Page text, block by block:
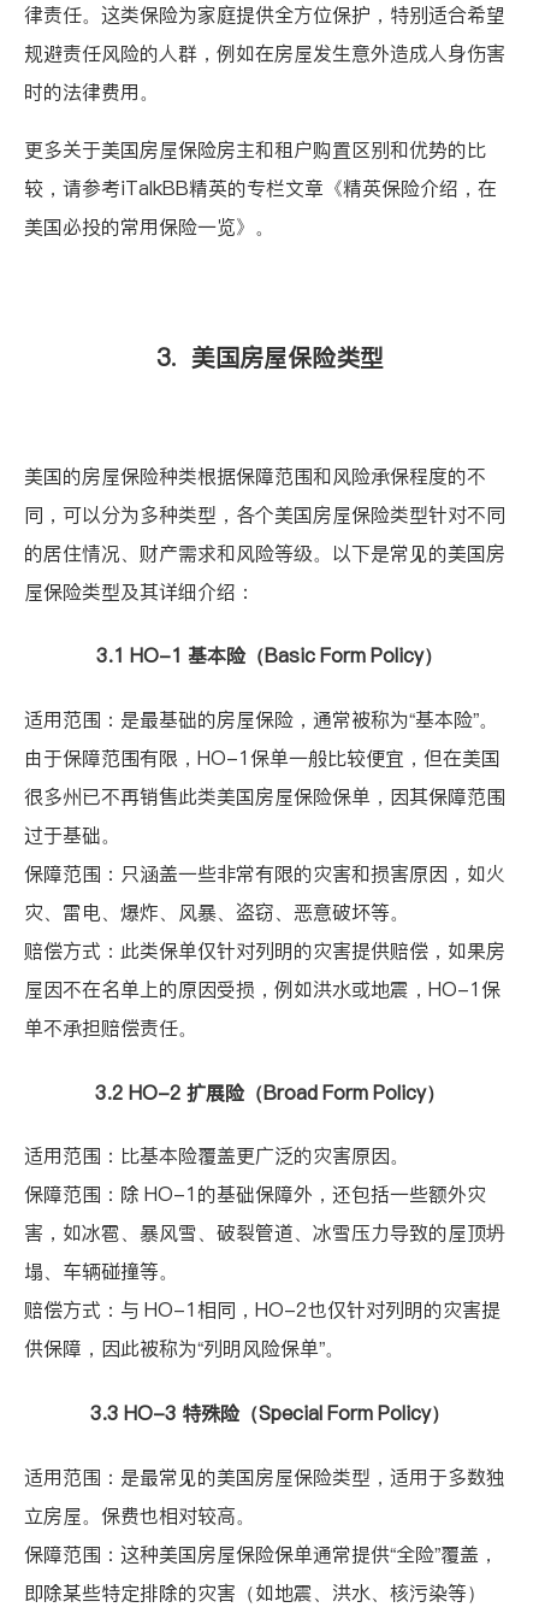
律责任。这类保险为家庭提供全方位保护，特别适合希望
规避责任风险的人群，例如在房屋发生意外造成人身伤害
时的法律费用。
更多关于美国房屋保险房主和租户购置区别和优势的比
较，请参考iTalkBB精英的专栏文章 《精英保险介绍，在
美国必投的常用保险一览》 。
3. 美国房屋保险类型
美国的房屋保险种类根据保障范围和风险承保程度的不
同，可以分为多种类型，各个美国房屋保险类型针对不同
的居住情况、财产需求和风险等级。以下是常见的美国房
屋保险类型及其详细介绍：
3.1 HO-1 基本险（Basic Form Policy）
适用范围：是最基础的房屋保险，通常被称为“基本险”。
由于保障范围有限， HO-1保单一般比较便宜，但在美国
很多州已不再销售此类美国房屋保险保单，因其保障范围
过于基础。
保障范围：只涵盖一些非常有限的灾害和损害原因，如火
灾、雷电、爆炸、风暴、盗窃、恶意破坏等。
赔偿方式：此类保单仅针对列明的灾害提供赔偿，如果房
屋因不在名单上的原因受损，例如洪水或地震， HO-1保
单不承担赔偿责任。
3.2 HO-2 扩展险（Broad Form Policy）
适用范围：比基本险覆盖更广泛的灾害原因。
保障范围：除 HO-1 的基础保障外，还包括一些额外灾
害，如冰雹、暴风雪、破裂管道、冰雪压力导致的屋顶坍
塌、车辆碰撞等。
赔偿方式：与 HO-1相同， HO-2也仅针对列明的灾害提
供保障，因此被称为“列明风险保单”。
3.3 HO-3 特殊险（Special Form Policy）
适用范围：是最常见的美国房屋保险类型，适用于多数独
立房屋。保费也相对较高。
保障范围：这种美国房屋保险保单通常提供“全险”覆盖，
即除某些特定排除的灾害（如地震、洪水、核污染等）